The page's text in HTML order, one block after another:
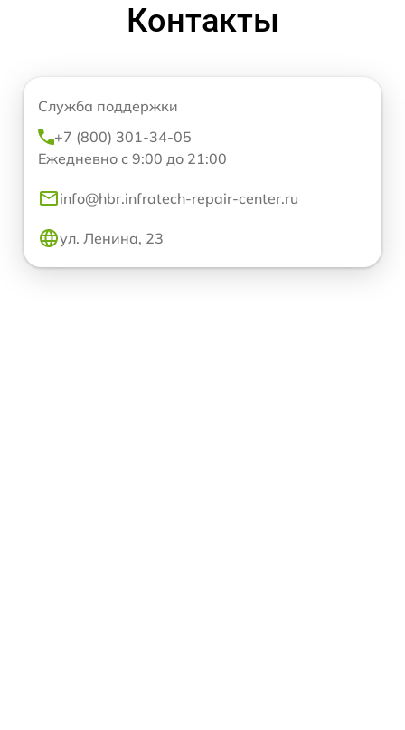
Контакты
Служба поддержки
+7 (800) 301-34-05
Ежедневно с 9:00 до 21:00
info@hbr.infratech-repair-center.ru
ул. Ленина, 23